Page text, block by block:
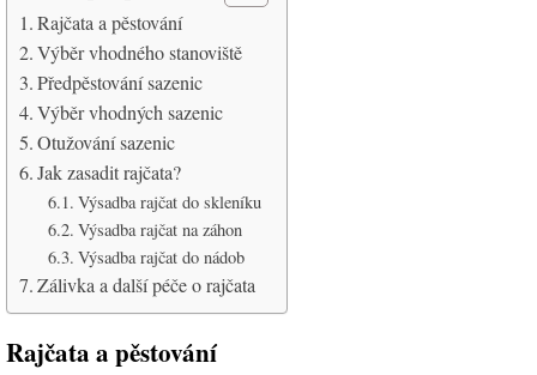
Rajčata a pěstování
Výběr vhodného stanoviště
Předpěstování sazenic
Výběr vhodných sazenic
Otužování sazenic
Jak zasadit rajčata?
Výsadba rajčat do skleníku
Výsadba rajčat na záhon
Výsadba rajčat do nádob
Zálivka a další péče o rajčata
Rajčata a pěstování